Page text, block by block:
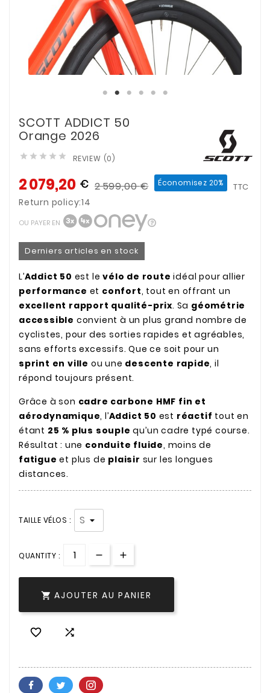
SCOTT ADDICT 50
Orange 2026
     REVIEW (0)
2 079,20 € 2 599,00€ Économisez 20% TTC
Return policy:14
OU PAYER EN
Derniers articles en stock
L’Addict 50 est levélo de route idéal pour allier
performance et confort, tout en offrant un
excellent rapport qualité-prix. Sa géométrie
accessible convient à un plus grand nombre de
cyclistes, pour des sorties rapides et agréables,
sans efforts excessifs. Que ce soit pour un
sprint en ville ou une descente rapide, il
répond toujours présent.
Grâce à son cadre carbone HMF fin et
aérodynamique, l’Addict 50 est réactif tout en
étant 25 % plus souple qu’un cadre typé course.
Résultat : une conduite fluide, moins de
fatigue et plus de plaisir sur les longues
distances.
TAILLE VÉLOS :
QUANTITY :
 AJOUTER AU PANIER
 